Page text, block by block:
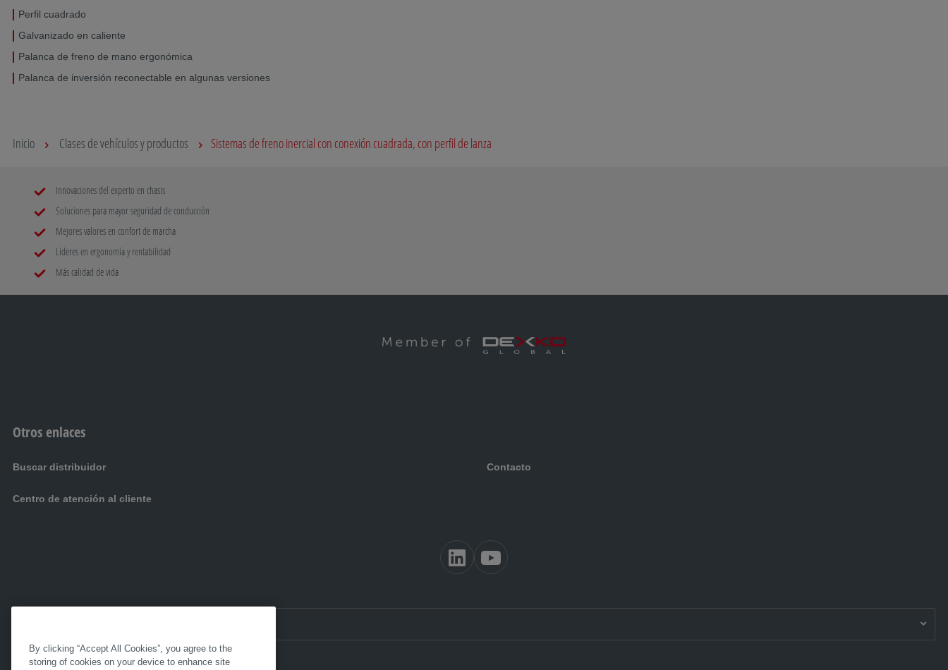
Perfil cuadrado
Galvanizado en caliente
Palanca de freno de mano ergonómica
Palanca de inversión reconectable en algunas versiones
Inicio Clases de vehículos y productos Sistemas de freno inercial con conexión cuadrada, con perfil de lanza
Innovaciones del experto en chasis
Soluciones para mayor seguridad de conducción
Mejores valores en confort de marcha
Líderes en ergonomía y rentabilidad
Más calidad de vida
Otros enlaces
Buscar distribuidor Contacto
Centro de atención al cliente
By clicking “Accept All Cookies”, you agree to the
storing of cookies on your device to enhance site